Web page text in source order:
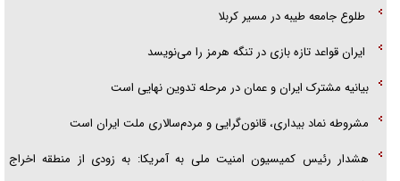
طلوع جامعه طیبه در مسیر کربلا
ایران قواعد تازه بازی در تنگه هرمز را می‌نویسد
بیانیه مشترک ایران و عمان در مرحله تدوین نهایی است
مشروطه نماد بیداری، قانون‌گرایی و مردم‌سالاری ملت ایران است
هشدار رئیس کمیسیون امنیت ملی به آمریکا: به زودی از منطقه اخراج